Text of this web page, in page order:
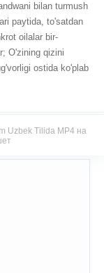
bilan turmush
paytida, to'satdan
oilalar bir-
O'zining qizini
ostida ko'plab
Uzbek Tilida MP4 на